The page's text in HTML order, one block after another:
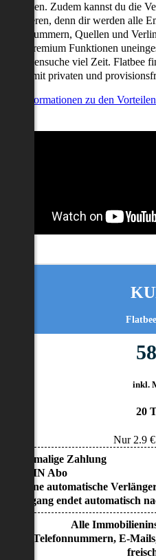
Zudem kannst du die
denn dir werden alle
Quellen und
alle Premium Funktionen
viel Zeit. Flatbee
mit privaten und
Informationen zu den
inkl.
20
Nur 2.9€
• Einmalige Zahlung
• KEIN Abo
• Keine automatische
• Zugang endet automatisch
Alle
Alle Telefonnummern, E-